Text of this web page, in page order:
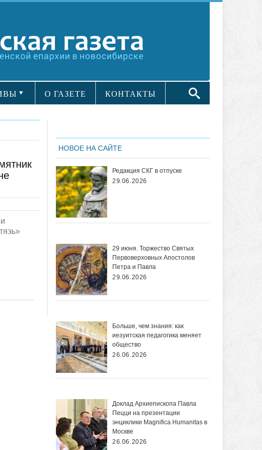
О ГАЗЕТЕ КОНТАКТЫ
НОВОЕ НА САЙТЕ
Редакция СКГ в отпуске
29.06.2026
29 июня. Торжество Святых
Первоверховных Апостолов
Петра и Павла
29.06.2026
Больше, чем знания: как
иезуитская педагогика меняет
общество
26.06.2026
Доклад Архиепископа Павла
Пецци на презентации
энциклики Magnifica Нumanitas в
Москве
26.06.2026